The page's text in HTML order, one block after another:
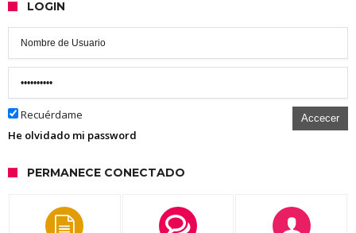
LOGIN
Recuérdame Accecer
He olvidado mi password
PERMANECE CONECTADO